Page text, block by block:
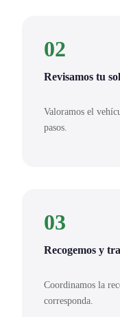
02
Revisamos tu
Valoramos el
pasos.
03
Recogemos y
Coordinamos la
corresponda.